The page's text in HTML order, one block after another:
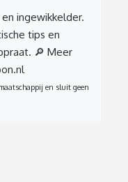
ingewikkelder.
tips en
🔎 Meer
en sluit geen